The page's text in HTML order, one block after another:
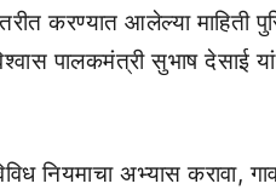
करण्यात आलेल्या माहिती
पालकमंत्री सुभाष देसाई
नियमाचा अभ्यास करावा,